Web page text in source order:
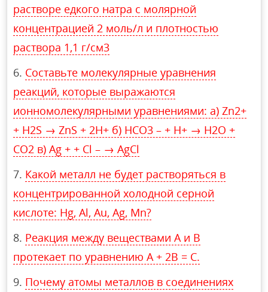
растворе едкого натра с молярной
концентрацией 2 моль/л и плотностью
раствора 1,1 г/см3
Составьте молекулярные уравнения
реакций, которые выражаются
ионномолекулярными уравнениями: a) Zn2+
+ H2S → ZnS + 2H+ б) HCO3 – + H+ → H2O +
CO2 в) Аg + + Сl – → AgCl
Какой металл не будет растворяться в
концентрированной холодной серной
кислоте: Hg, Al, Au, Ag, Mn?
Реакция между веществами А и В
протекает по уравнению А + 2В = С.
Почему атомы металлов в соединениях